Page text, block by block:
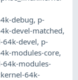
debug, p-
devel-matched,
64k-devel, p-
modules-core,
64k-modules-
64k-